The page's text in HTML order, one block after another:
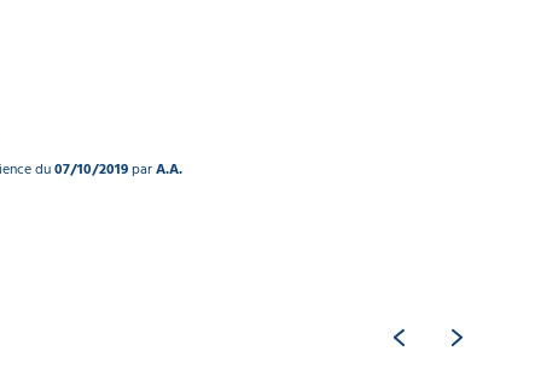
du07/10/2019parA.A.